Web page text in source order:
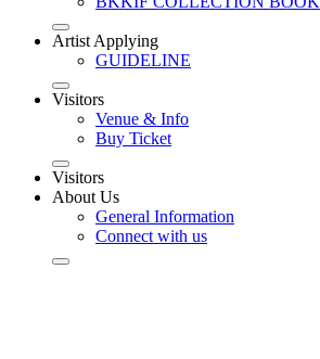
Artist Applying
GUIDELINE
Visitors
Venue & Info
Buy Ticket
Visitors
About Us
General Information
Connect with us